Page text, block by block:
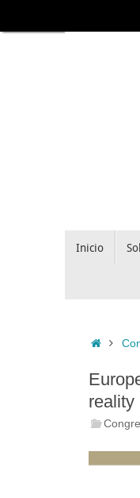
al
Inicio
Inicio
reality